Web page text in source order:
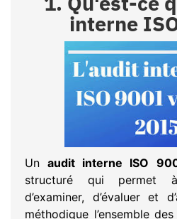
interne
Unaudit interne ISO
structuré qui permet
d’examiner, d’évaluer et
méthodique l’ensemble